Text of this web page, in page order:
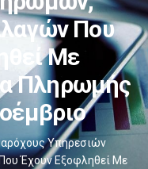
Που
Με
Πληρωμής
Υπηρεσιών
Έχουν Εξοφληθεί Με